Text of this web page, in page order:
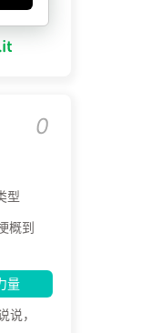
0
型
概到
量
说，